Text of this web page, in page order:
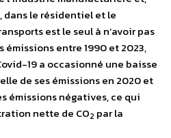
dans le résidentiel et le
est le seul à n’avoir pas
entre 1990 et 2023,
19 a occasionné une baisse
de ses émissions en 2020 et
émissions négatives, ce qui
nette de CO2 par la